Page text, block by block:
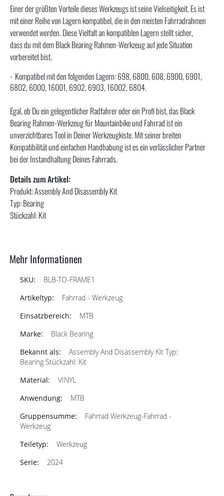
Einer der größten Vorteile dieses Werkzeugs ist seine Vielseitigkeit. Es ist
mit einer Reihe von Lagern kompatibel, die in den meisten Fahrradrahmen
verwendet werden. Diese Vielfalt an kompatiblen Lagern stellt sicher,
dass du mit dem Black Bearing Rahmen-Werkzeug auf jede Situation
vorbereitet bist.
Kompatibel mit den folgenden Lagern: 698, 6800, 608, 6900, 6901,
6802, 6000, 16001, 6902, 6903, 16002, 6804.
Egal, ob Du ein gelegentlicher Radfahrer oder ein Profi bist, das Black
Bearing Rahmen-Werkzeug für Mountainbike und Fahrrad ist ein
unverzichtbares Tool in Deiner Werkzeugkiste. Mit seiner breiten
Kompatibilität und einfachen Handhabung ist es ein verlässlicher Partner
bei der Instandhaltung Deines Fahrrads.
Details zum Artikel:
Produkt: Assembly And Disassembly Kit
Typ: Bearing
Stückzahl: Kit
Mehr Informationen
BLB-TO-FRAME1
Fahrrad - Werkzeug
MTB
Black Bearing
Assembly And Disassembly Kit Typ:
Bearing Stückzahl: Kit
VINYL
MTB
Fahrrad Werkzeug-Fahrrad -
Werkzeug
Werkzeug
2024